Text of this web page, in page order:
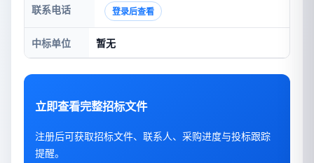
联系电话 登录后查看
中标单位 暂无
立即查看完整招标文件
注册后可获取招标文件、联系人、采购进度与投标跟踪
提醒。